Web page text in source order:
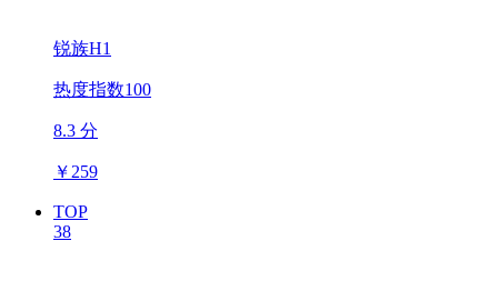
锐族H1
热度指数100
8.3 分
￥ 259
TOP
38